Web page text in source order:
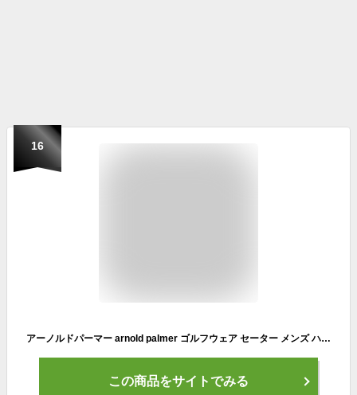
16
アーノルドパーマー arnold palmer ゴルフウェア セーター メンズ ハイブリッドジップセーター AP220204L06 【2022年秋冬モデル】
この商品をサイトでみる